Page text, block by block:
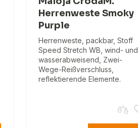
Herrenweste Smoky
Purple
Herrenweste, packbar, Stoff
Speed ​​Stretch WB, wind- und
wasserabweisend, Zwei-
Wege-Reißverschluss,
reflektierende Elemente.